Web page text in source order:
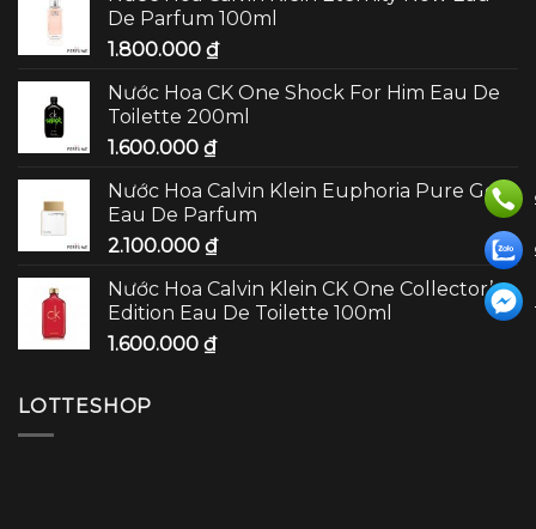
Phồn
Him
200ml
Lĩnh
De Parfum 100ml
1.800.000 ₫
Nước Hoa CK One Shock For Him Eau De
Toilette 200ml
1.600.000 ₫
Nước Hoa Calvin Klein Euphoria Pure Gold
Eau De Parfum
2.100.000 ₫
Nước Hoa Calvin Klein CK One Collector’s
Edition Eau De Toilette 100ml
1.600.000 ₫
LOTTESHOP